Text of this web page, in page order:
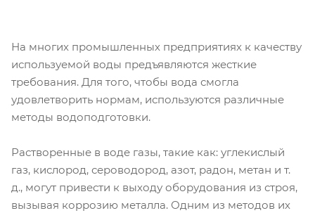
На многих промышленных предприятиях к качеству
используемой воды предъявляются жесткие
требования. Для того, чтобы вода смогла
удовлетворить нормам, используются различные
методы водоподготовки.
Растворенные в воде газы, такие как: углекислый
газ, кислород, сероводород, азот, радон, метан и т.
д., могут привести к выходу оборудования из строя,
вызывая коррозию металла. Одним из методов их